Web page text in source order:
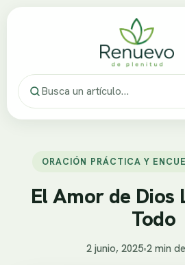
ORACIÓN PRÁCTICA Y
El Amor de Dios
Todo
2 junio, 2025•2 min